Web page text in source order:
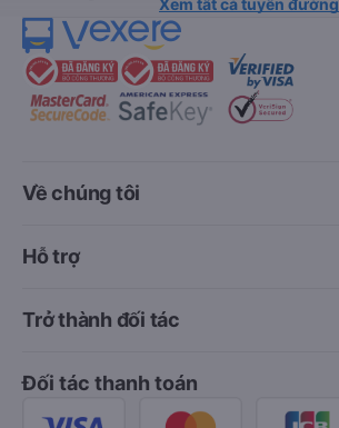
Xem tất cả tuyến đường
Về chúng tôi
Hỗ trợ
Trở thành đối tác
Đối tác thanh toán